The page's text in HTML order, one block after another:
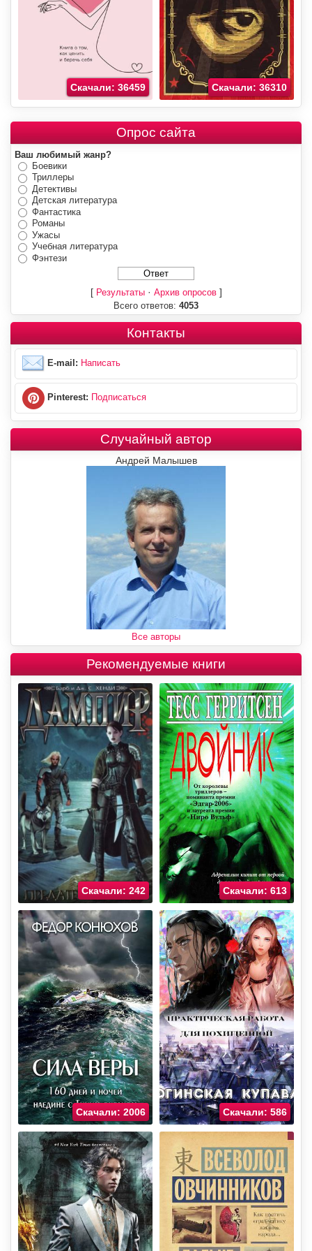
Скачали: 36459 Скачали: 36310
Опрос сайта
Ваш любимый жанр?
Боевики
Триллеры
Детективы
Детская литература
Фантастика
Романы
Ужасы
Учебная литература
Фэнтези
[ Результаты· Архив опросов]
Всего ответов: 4053
Контакты
E-mail: Написать
Pinterest: Подписаться
Случайный автор
Андрей Малышев
Все авторы
Рекомендуемые книги
Скачали: 242 Скачали: 613
Скачали: 2006 Скачали: 586